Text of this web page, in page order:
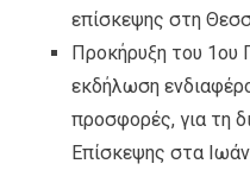
επίσκεψης στη
Προκήρυξη του 1ου
εκδήλωση
προσφορές, για τη
Επίσκεψης στα